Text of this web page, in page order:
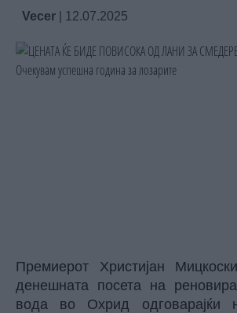
Vecer 12.07.2025
Премиерот Христијан
денешната посета на
вода во Охрид одговарајќи